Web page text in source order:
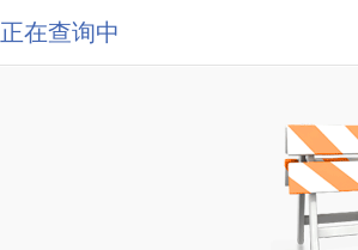
正在查询中